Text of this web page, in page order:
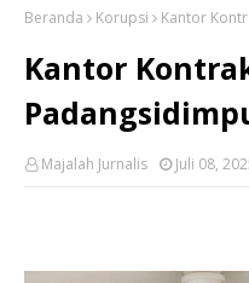
Beranda Korupsi Kantor
Kantor
Majalah Jurnalis Juli 08,